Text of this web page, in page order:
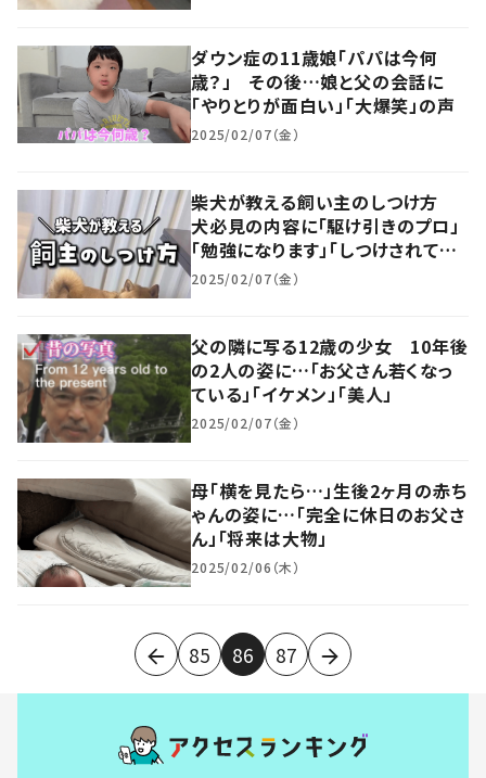
ダウン症の11歳娘「パパは今何
歳？」 その後…娘と父の会話に
「やりとりが面白い」「大爆笑」の声
2025/02/07（金）
柴犬が教える飼い主のしつけ方
犬必見の内容に「駆け引きのプロ」
「勉強になります」「しつけされてた
とは…」
2025/02/07（金）
父の隣に写る12歳の少女 10年後
の2人の姿に…「お父さん若くなっ
ている」「イケメン」「美人」
2025/02/07（金）
母「横を見たら…」生後2ヶ月の赤ち
ゃんの姿に…「完全に休日のお父さ
ん」「将来は大物」
2025/02/06（木）
85 86 87